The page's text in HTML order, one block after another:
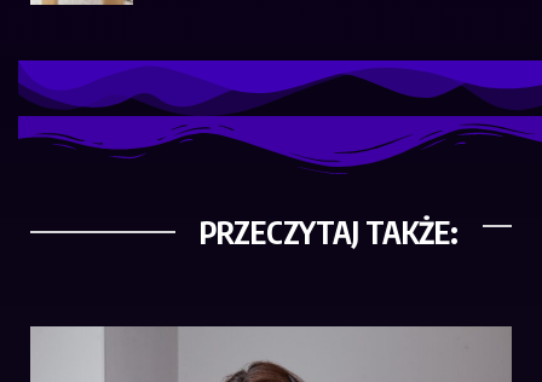
PRZECZYTAJ TAKŻE: